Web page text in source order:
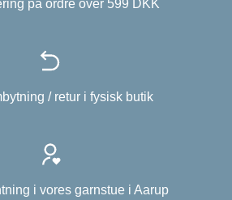
på ordre over 599 DKK
/ retur i fysisk butik
i vores garnstue i Aarup